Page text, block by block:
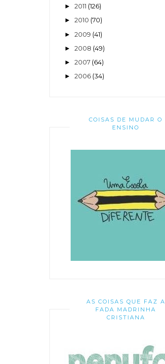
► 2011 (126)
► 2010 (70)
► 2009 (41)
► 2008 (49)
► 2007 (64)
► 2006 (34)
COISAS DE MUDAR O
ENSINO
AS COISAS QUE FAZ A
FADA MADRINHA
CRISTIANA